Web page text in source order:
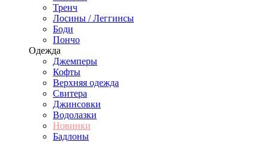
Тренч
Лосины / Леггинсы
Боди
Пончо
Одежда
Джемперы
Кофты
Верхняя одежда
Свитера
Джинсовки
Водолазки
Новинки
Бадлоны